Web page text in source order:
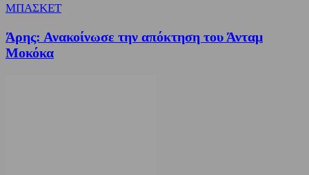
ΜΠΑΣΚΕΤ
Άρης: Ανακοίνωσε την απόκτηση του Άνταμ
Μοκόκα